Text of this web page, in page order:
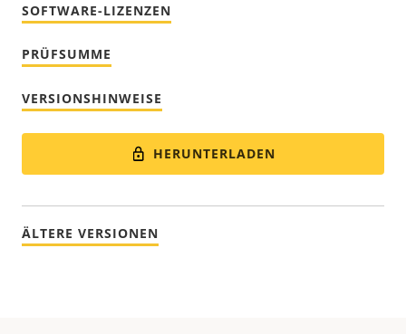
SOFTWARE-LIZENZEN
PRÜFSUMME
VERSIONSHINWEISE
HERUNTERLADEN
ÄLTERE VERSIONEN